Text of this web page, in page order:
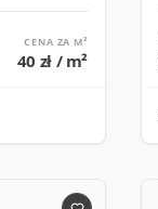
CENA ZA M²
40 zł / m²